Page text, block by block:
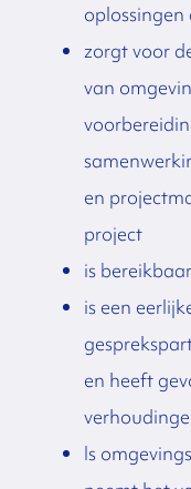
zorgt voor
van
en
project
is
is een
en heeft
Is